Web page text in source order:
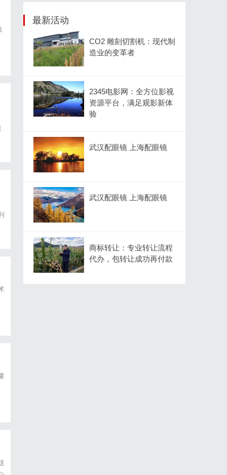
最新活动
CO2 雕刻切割机：现代制
造业的变革者
2345电影网：全方位影视
资源平台，满足观影新体
验
武汉配眼镜 上海配眼镜
武汉配眼镜 上海配眼镜
商标转让：专业转让流程
代办，包转让成功再付款